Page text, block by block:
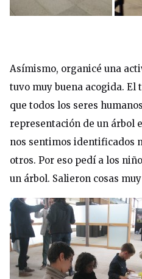
Asímismo, organicé una
tuvo muy buena acogida. El
que todos los seres
representación de un árbol
nos sentimos identificados
otros. Por eso pedí a los
un árbol. Salieron cosas